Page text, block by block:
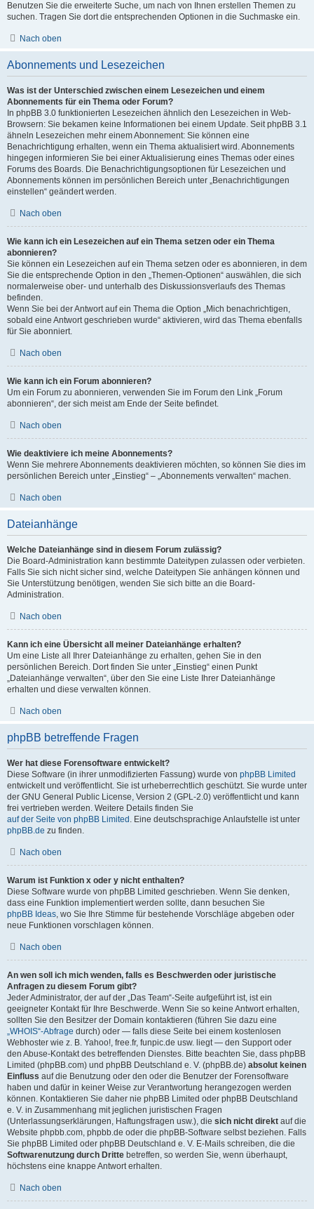
Benutzen Sie die erweiterte Suche, um nach von Ihnen erstellen Themen zu
suchen. Tragen Sie dort die entsprechenden Optionen in die Suchmaske ein.
Nach oben
Abonnements und Lesezeichen
Was ist der Unterschied zwischen einem Lesezeichen und einem
Abonnements für ein Thema oder Forum?
In phpBB 3.0 funktionierten Lesezeichen ähnlich den Lesezeichen in Web-
Browsern: Sie bekamen keine Informationen bei einem Update. Seit phpBB 3.1
ähneln Lesezeichen mehr einem Abonnement: Sie können eine
Benachrichtigung erhalten, wenn ein Thema aktualisiert wird. Abonnements
hingegen informieren Sie bei einer Aktualisierung eines Themas oder eines
Forums des Boards. Die Benachrichtigungsoptionen für Lesezeichen und
Abonnements können im persönlichen Bereich unter „Benachrichtigungen
einstellen“ geändert werden.
Nach oben
Wie kann ich ein Lesezeichen auf ein Thema setzen oder ein Thema
abonnieren?
Sie können ein Lesezeichen auf ein Thema setzen oder es abonnieren, in dem
Sie die entsprechende Option in den „Themen-Optionen“ auswählen, die sich
normalerweise ober- und unterhalb des Diskussionsverlaufs des Themas
befinden.
Wenn Sie bei der Antwort auf ein Thema die Option „Mich benachrichtigen,
sobald eine Antwort geschrieben wurde“ aktivieren, wird das Thema ebenfalls
für Sie abonniert.
Nach oben
Wie kann ich ein Forum abonnieren?
Um ein Forum zu abonnieren, verwenden Sie im Forum den Link „Forum
abonnieren“, der sich meist am Ende der Seite befindet.
Nach oben
Wie deaktiviere ich meine Abonnements?
Wenn Sie mehrere Abonnements deaktivieren möchten, so können Sie dies im
persönlichen Bereich unter „Einstieg“ – „Abonnements verwalten“ machen.
Nach oben
Dateianhänge
Welche Dateianhänge sind in diesem Forum zulässig?
Die Board-Administration kann bestimmte Dateitypen zulassen oder verbieten.
Falls Sie sich nicht sicher sind, welche Dateitypen Sie anhängen können und
Sie Unterstützung benötigen, wenden Sie sich bitte an die Board-
Administration.
Nach oben
Kann ich eine Übersicht all meiner Dateianhänge erhalten?
Um eine Liste all Ihrer Dateianhänge zu erhalten, gehen Sie in den
persönlichen Bereich. Dort finden Sie unter „Einstieg“ einen Punkt
„Dateianhänge verwalten“, über den Sie eine Liste Ihrer Dateianhänge
erhalten und diese verwalten können.
Nach oben
phpBB betreffende Fragen
Wer hat diese Forensoftware entwickelt?
Diese Software (in ihrer unmodifizierten Fassung) wurde von phpBB Limited
entwickelt und veröffentlicht. Sie ist urheberrechtlich geschützt. Sie wurde unter
der GNU General Public License, Version 2 (GPL-2.0) veröffentlicht und kann
frei vertrieben werden. Weitere Details finden Sie
auf der Seite von phpBB Limited . Eine deutschsprachige Anlaufstelle ist unter
phpBB.de zu finden.
Nach oben
Warum ist Funktion x oder y nicht enthalten?
Diese Software wurde von phpBB Limited geschrieben. Wenn Sie denken,
dass eine Funktion implementiert werden sollte, dann besuchen Sie
phpBB Ideas, wo Sie Ihre Stimme für bestehende Vorschläge abgeben oder
neue Funktionen vorschlagen können.
Nach oben
An wen soll ich mich wenden, falls es Beschwerden oder juristische
Anfragen zu diesem Forum gibt?
Jeder Administrator, der auf der „Das Team“-Seite aufgeführt ist, ist ein
geeigneter Kontakt für Ihre Beschwerde. Wenn Sie so keine Antwort erhalten,
sollten Sie den Besitzer der Domain kontaktieren (führen Sie dazu eine
„WHOIS“-Abfrage durch) oder — falls diese Seite bei einem kostenlosen
Webhoster wie z. B. Yahoo!, free.fr, funpic.de usw. liegt — den Support oder
den Abuse-Kontakt des betreffenden Dienstes. Bitte beachten Sie, dass phpBB
Limited (phpBB.com) und phpBB Deutschland e. V. (phpBB.de) absolut keinen
Einfluss auf die Benutzung oder den oder die Benutzer der Forensoftware
haben und dafür in keiner Weise zur Verantwortung herangezogen werden
können. Kontaktieren Sie daher nie phpBB Limited oder phpBB Deutschland
e. V. in Zusammenhang mit jeglichen juristischen Fragen
(Unterlassungserklärungen, Haftungsfragen usw.), die sich nicht direkt auf die
Website phpbb.com, phpbb.de oder die phpBB-Software selbst beziehen. Falls
Sie phpBB Limited oder phpBB Deutschland e. V. E-Mails schreiben, die die
Softwarenutzung durch Dritte betreffen, so werden Sie, wenn überhaupt,
höchstens eine knappe Antwort erhalten.
Nach oben